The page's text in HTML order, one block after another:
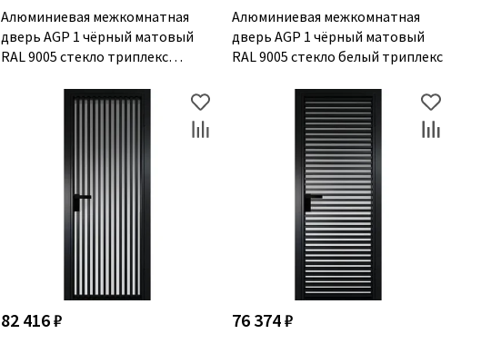
Алюминиевая межкомнатная
дверь AGP 1 чёрный матовый
RAL 9005 стекло триплекс
Алюминиевая межкомнатная
дверь AGP 1 чёрный матовый
RAL 9005 стекло белый триплекс
82 416 ₽ 76 374 ₽